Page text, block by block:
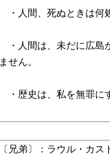
・人間、死ぬときは何
・人間は、未だに広島
ません。
・歴史は、私を無罪に
〔兄弟〕：ラウル・カス